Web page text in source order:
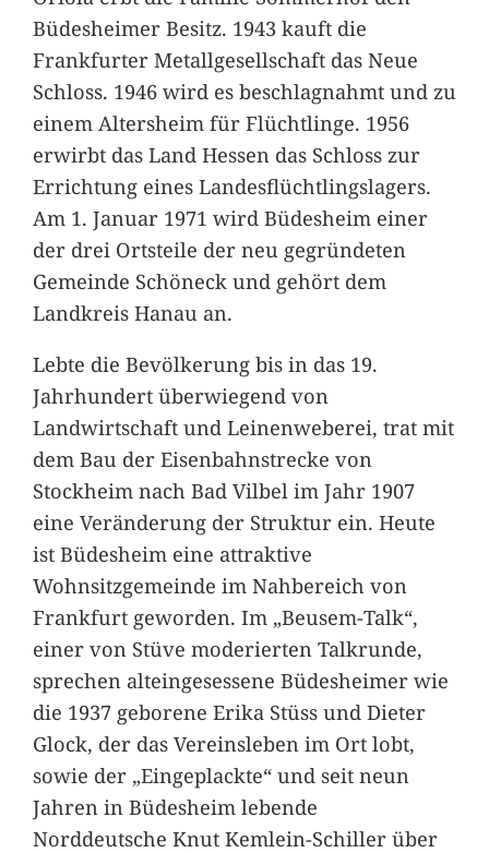
Büdesheimer Besitz. 1943 kauft die
Frankfurter Metallgesellschaft das Neue
Schloss. 1946 wird es beschlagnahmt und zu
einem Altersheim für Flüchtlinge. 1956
erwirbt das Land Hessen das Schloss zur
Errichtung eines Landesflüchtlingslagers.
Am 1. Januar 1971 wird Büdesheim einer
der drei Ortsteile der neu gegründeten
Gemeinde Schöneck und gehört dem
Landkreis Hanau an.
Lebte die Bevölkerung bis in das 19.
Jahrhundert überwiegend von
Landwirtschaft und Leinenweberei, trat mit
dem Bau der Eisenbahnstrecke von
Stockheim nach Bad Vilbel im Jahr 1907
eine Veränderung der Struktur ein. Heute
ist Büdesheim eine attraktive
Wohnsitzgemeinde im Nahbereich von
Frankfurt geworden. Im „Beusem-Talk“,
einer von Stüve moderierten Talkrunde,
sprechen alteingesessene Büdesheimer wie
die 1937 geborene Erika Stüss und Dieter
Glock, der das Vereinsleben im Ort lobt,
sowie der „Eingeplackte“ und seit neun
Jahren in Büdesheim lebende
Norddeutsche Knut Kemlein-Schiller über